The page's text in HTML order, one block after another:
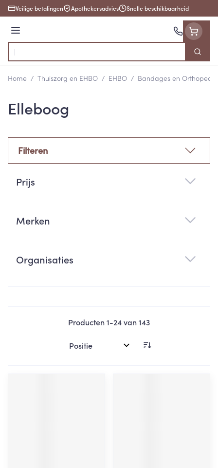
Ga naar de inhoud
Veilige betalingen Apothekersadvies Snelle beschikbaarheid
Menu
Product, merk, categorie...
Zoek
Home / Thuiszorg en EHBO / EHBO / Bandages en
Elleboog
Filteren
Prijs
Merken
Organisaties
Producten1-24van143
Sorteer op: